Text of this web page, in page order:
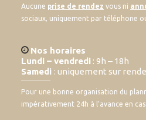
Aucune prise de rendez vous ni
sociaux, uniquement par téléphone
Nos horaires
Lundi – vendredi : 9h – 18h
Samedi : uniquement sur
Pour une bonne organisation du
impérativement 24h à l’avance en